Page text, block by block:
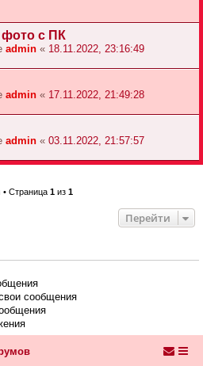
фото с ПК
admin « 18.11.2022, 23:16:49
admin « 17.11.2022, 21:49:28
admin « 03.11.2022, 21:57:57
• Страница 1из 1
Перейти
сообщения